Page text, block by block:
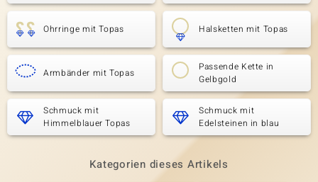
Ohrringe mit Topas Halsketten mit Topas
Armbänder mit Topas
Passende Kette in
Gelbgold
Schmuck mit
Himmelblauer Topas
Schmuck mit
Edelsteinen in blau
Kategorien dieses Artikels